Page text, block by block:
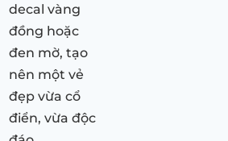
decal vàng
đồng hoặc
đen mờ, tạo
nên một vẻ
đẹp vừa cổ
điển, vừa độc